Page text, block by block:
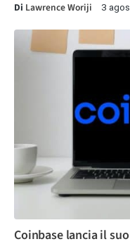
Di Lawrence Woriji 3
Coinbase lancia il